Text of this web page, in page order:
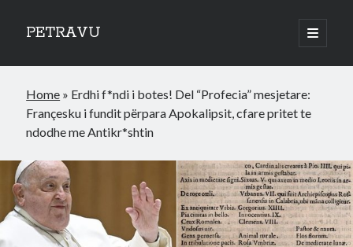
PETRAVU
open
primary
Sidebar
Bank
Credit Cards
Uncategorized
Home » Erdhi f*ndi i botes! Del “Profecia” mesjetare:
Françesku i fundit përpara Apokalipsit, cfare pritet te
ndodhe me Antikr*shtin